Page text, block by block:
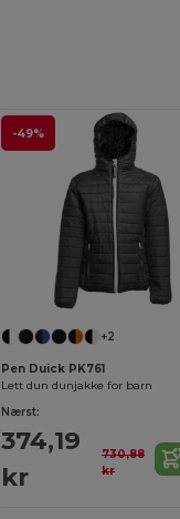
-49%
+2
Pen Duick PK761
Lett dun dunjakke for barn
Nærst:
374,19
kr
730,88
kr